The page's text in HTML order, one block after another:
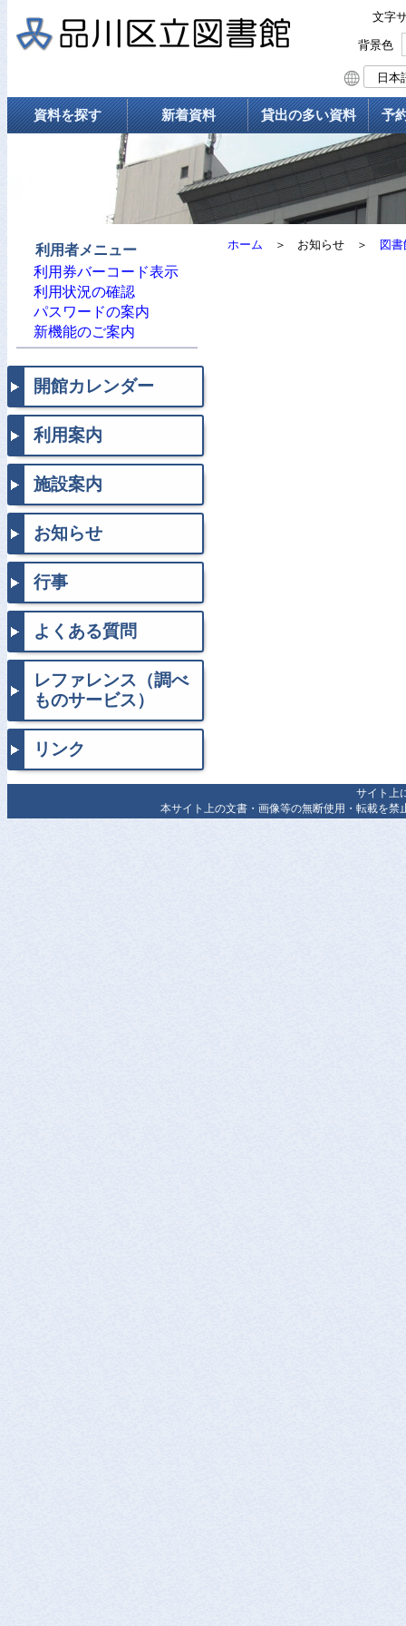
文字
背景色
資料を探す 新着資料 貸出の多い資料 予
利用者メニュー
利用券バーコード表示
利用状況の確認
パスワードの案内
新機能のご案内
開館カレンダー
利用案内
施設案内
お知らせ
行事
よくある質問
レファレンス（調べ
ものサービス）
リンク
ホーム ＞ お知らせ ＞ 図
サイト上
本サイト上の文書・画像等の無断使用・転載を